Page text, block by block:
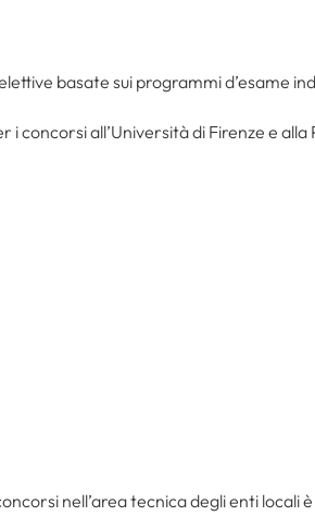
basate sui programmi d’esame
i concorsi all’Università di Firenze e alla
nell’area tecnica degli enti locali